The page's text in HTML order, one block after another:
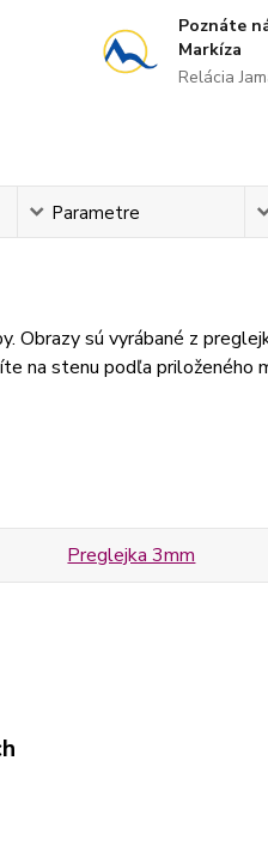
Poznáte
Markíza
Relácia
Parametre
Obrazy sú vyrábané z
na stenu podľa priloženého
Preglejka 3mm